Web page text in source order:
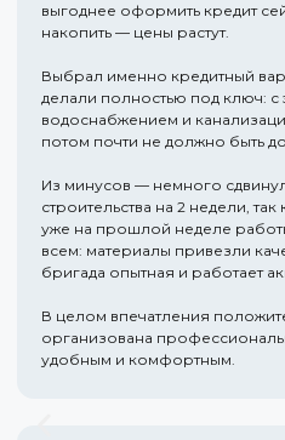
выгоднее оформить кредит
накопить — цены растут.
Выбрал именно кредитный
делали полностью под ключ: с
водоснабжением и
потом почти не должно быть
Из минусов — немного
строительства на 2 недели,
уже на прошлой неделе
всем: материалы привезли
бригада опытная и работает
В целом впечатления
организована
удобным и комфортным.